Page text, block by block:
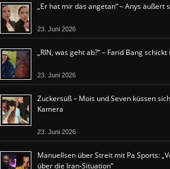
„Er hat mir das angetan“ – Anys äußert
23. Juni 2026
„RIN, was geht ab?“ – Farid Bang
23. Juni 2026
Zuckersüß – Mois und Seven küssen
Kamera
23. Juni 2026
Manuellsen über Streit mit Pa Sports:
über die Iran-Situation“